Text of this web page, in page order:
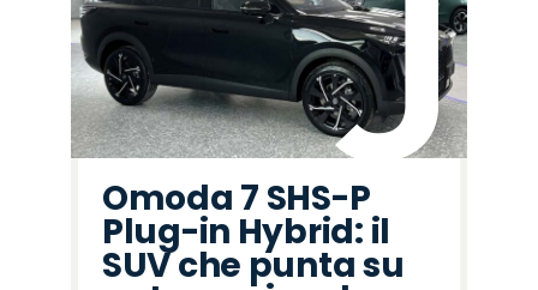
Omoda 7 SHS-P
Plug-in Hybrid: il
SUV che punta su